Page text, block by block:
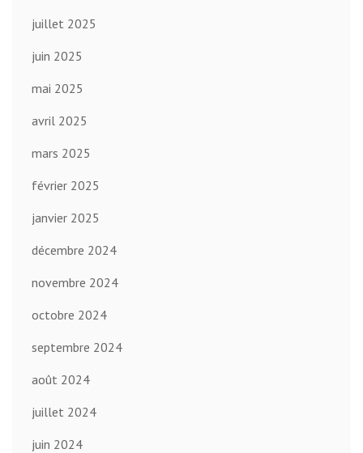
juillet 2025
juin 2025
mai 2025
avril 2025
mars 2025
février 2025
janvier 2025
décembre 2024
novembre 2024
octobre 2024
septembre 2024
août 2024
juillet 2024
juin 2024